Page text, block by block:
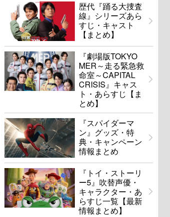
歴代『踊る大捜査
線』シリーズあら
すじ・キャスト
【まとめ】
『劇場版TOKYO
MER～走る緊急救
命室～CAPITAL
CRISIS』キャス
ト・あらすじ【ま
とめ】
『スパイダーマ
ン』グッズ・特
典・キャンペーン
情報まとめ
『トイ・ストーリ
ー5』吹替声優・
キャラクター・あ
らすじ一覧【最新
情報まとめ】